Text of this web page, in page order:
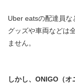
Uber eatsの配達員な
グッズや車両などは
ません。
しかし、ONIGO（オ